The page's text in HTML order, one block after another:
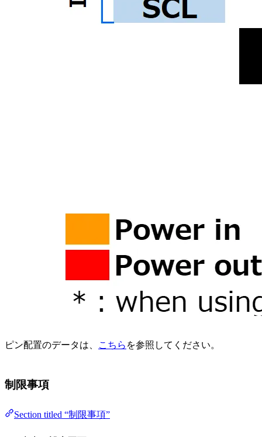
ピン配置のデータは、 こちら を参照してください。
制限事項
Section titled “制限事項”